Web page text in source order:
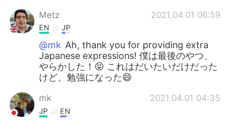
Metz 2021.04.01 06:59
EN JP
@mk Ah, thank you for providing extra
Japanese expressions! 僕は最後のやつ、
やらかした！😝 これはだいたいだけだった
けど、勉強になった😄
mk 2021.04.01 04:35
JP EN